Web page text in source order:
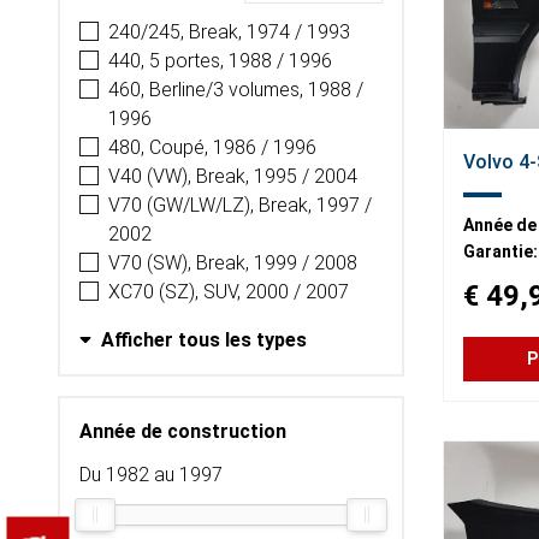
240/245, Break, 1974 / 1993
440, 5 portes, 1988 / 1996
460, Berline/3 volumes, 1988 /
1996
480, Coupé, 1986 / 1996
V40 (VW), Break, 1995 / 2004
V70 (GW/LW/LZ), Break, 1997 /
2002
V70 (SW), Break, 1999 / 2008
XC70 (SZ), SUV, 2000 / 2007
Afficher tous les types
Année de construction
Du 1982 au 1997
Volvo
Année
Garantie:
€